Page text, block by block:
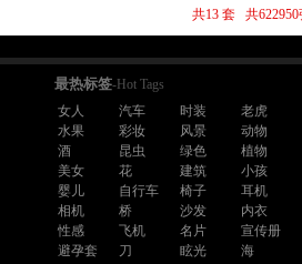
共13 套 共
最热标签-Hot Tags
女人
汽车 时装
老虎
水果
彩妆 风景
动物
酒
昆虫 绿色
植物
美女
花 建筑
小孩
婴儿
自行车 椅子
耳机
相机
桥 沙发
内衣
性感
飞机 名片
宣传册
避孕套
刀 眩光
海